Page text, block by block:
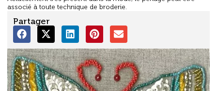
associé à toute technique de broderie.
Partager